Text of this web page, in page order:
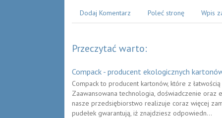
Dodaj Komentarz Poleć stronę Wpis
Przeczytać warto:
Compack - producent ekologicznych
Compack to producent kartonów, które z
Zaawansowana technologia, doświadczenie oraz
nasze przedsiębiorstwo realizuje coraz więcej
pudełek gwarantują, iż znajdziesz odpowiedn...